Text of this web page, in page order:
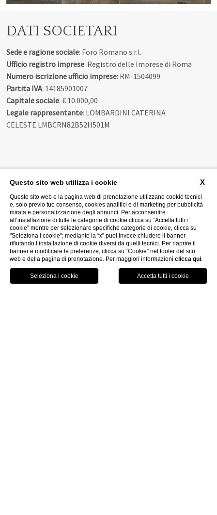
CHIAMA PRENOTA GPS WHATSAPP
DATI SOCIETARI
Sede e ragione sociale: Foro Romano s.r.l.
Ufficio registro imprese: Registro delle Imprese di Roma
Numero iscrizione ufficio imprese: RM-1504099
Partita IVA: 14185901007
Capitale sociale: € 10.000,00
Legale rappresentante: LOMBARDINI CATERINA
CELESTE LMBCRN82B52H501M
OFFERTE SPECIALI X
Questo sito web utilizza i cookie
Questo sito web e la pagina web di prenotazione utilizzano cookie tecnici
e, solo previo tuo consenso, cookies analitici e di marketing per pubblicità
mirata e personalizzazione degli annunci. Per acconsentire
all’installazione di tutte le categorie di cookie clicca su “Accetta tutti i
cookie” mentre per selezionare specifiche categorie di cookie, clicca su
"Seleziona i cookie"; mediante la “x” puoi invece chiudere il banner
rifiutando l’installazione di cookie diversi da quelli tecnici. Per riaprire il
banner e modificare le preferenze, clicca su “Cookie” nel footer del sito
web e della pagina di prenotazione. Per maggiori informazioni clicca qui.